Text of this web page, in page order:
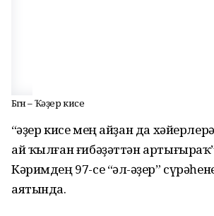
Бөгөн – Ҡәҙер кисе
“Ҡәҙер кисе мең айҙан да
ай ҡылған ғибәҙәттән
Кәримдең 97-се “әл-Ҡәҙер”
аятында.